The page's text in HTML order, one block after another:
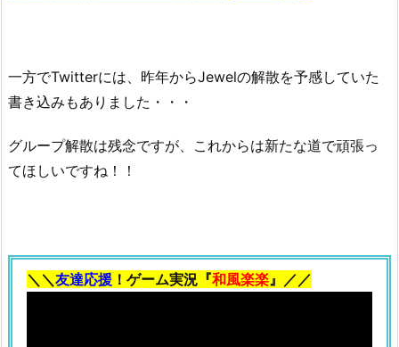
一方でTwitterには、昨年からJewelの解散を予感していた
書き込みもありました・・・
グループ解散は残念ですが、これからは新たな道で頑張っ
てほしいですね！！
＼＼友達応援 ！ゲーム実況『和風楽楽』／／